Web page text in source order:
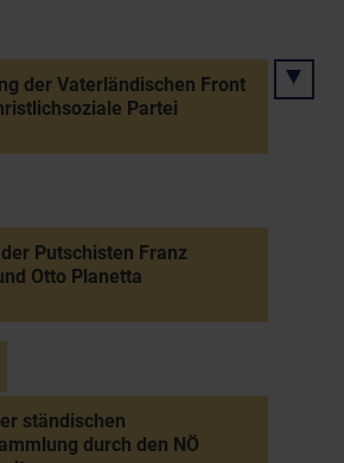
der Vaterländischen Front
Partei
Putschisten Franz
Otto Planetta
ständischen
durch den NÖ